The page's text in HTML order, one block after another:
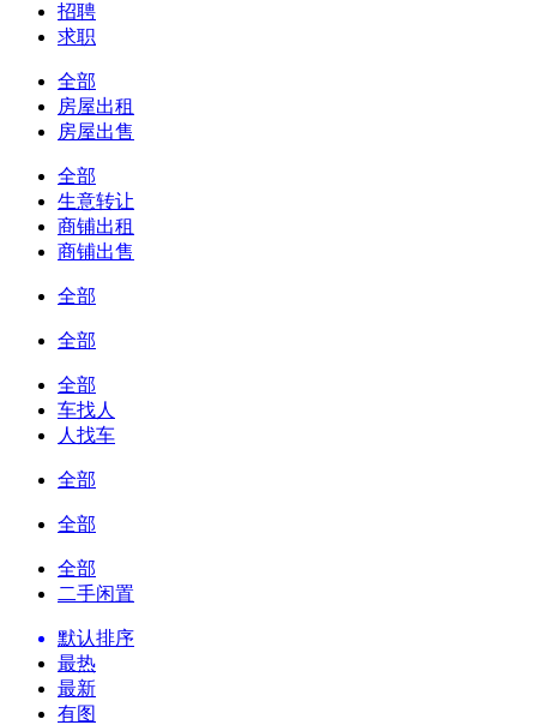
招聘
求职
全部
房屋出租
房屋出售
全部
生意转让
商铺出租
商铺出售
全部
全部
全部
车找人
人找车
全部
全部
全部
二手闲置
默认排序
最热
最新
有图